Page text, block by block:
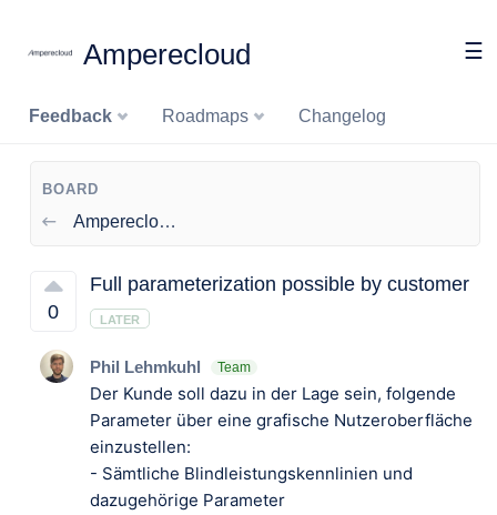
Amperecloud ☰
Feedback Roadmaps Changelog
BOARD
Amperecloud Log
0
Full parameterization possible by customer
LATER
Phil Lehmkuhl Team
Der Kunde soll dazu in der Lage sein, folgende
Parameter über eine grafische Nutzeroberfläche
einzustellen:
- Sämtliche Blindleistungskennlinien und
dazugehörige Parameter